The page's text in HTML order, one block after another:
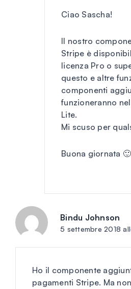
Ciao Sascha!
Il nostro
Stripe è
licenza Pro o
questo e altre
componenti
funzioneranno
Lite.
Mi scuso per
Buona giornata 🙂
Bindu Johnson
5 settembre 2018
Ho il componente
pagamenti Stripe. Ma